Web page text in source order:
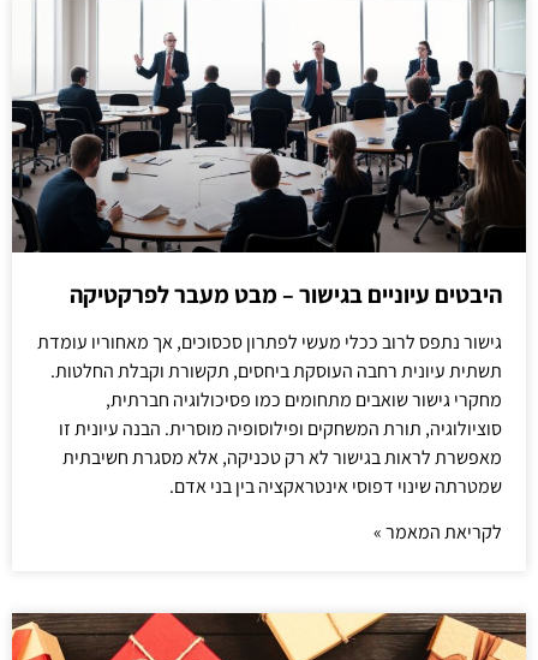
היבטים עיוניים בגישור – מבט מעבר לפרקטיקה
גישור נתפס לרוב ככלי מעשי לפתרון סכסוכים, אך מאחוריו עומדת
תשתית עיונית רחבה העוסקת ביחסים, תקשורת וקבלת החלטות.
מחקרי גישור שואבים מתחומים כמו פסיכולוגיה חברתית,
סוציולוגיה, תורת המשחקים ופילוסופיה מוסרית. הבנה עיונית זו
מאפשרת לראות בגישור לא רק טכניקה, אלא מסגרת חשיבתית
שמטרתה שינוי דפוסי אינטראקציה בין בני אדם.
לקריאת המאמר »